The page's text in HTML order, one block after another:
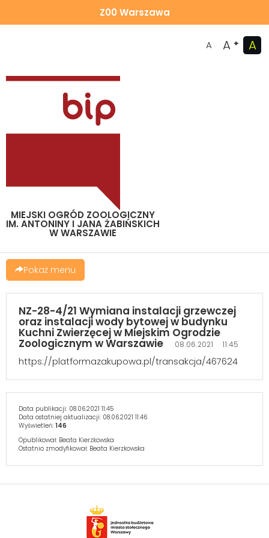
Z00 Warszawa
A A + A
MIEJSKI OGRÓD ZOOLOGICZNY
IM. ANTONINY I JANA ŻABIŃSKICH
W WARSZAWIE
Pokaż menu
NZ-28-4/21 Wymiana instalacji grzewczej
oraz instalacji wody bytowej w budynku
Kuchni Zwierzęcej w Miejskim Ogrodzie
Zoologicznym w Warszawie 08.06.2021 11:45
https://platformazakupowa.pl/transakcja/467624
Data publikacji: 08.06.2021 11:45
Data ostatniej aktualizacji: 08.06.2021 11:46
Wyświetleń: 146
Opublikował: Beata Kierzkowska
Ostatnio zmodyfikował: Beata Kierzkowska